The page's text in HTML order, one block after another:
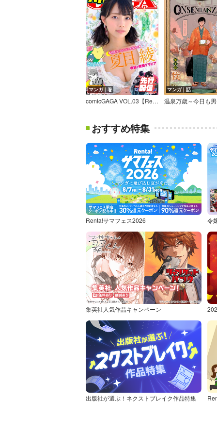
マンガ｜巻
comicGAGA VOL.03【Renta！限定特典付】
マンガ｜話
おすすめ特集
Renta!サマフェス2026 令
集英社人気作品キャンペーン
出版社が選ぶ！ネクストブレイク作品特集